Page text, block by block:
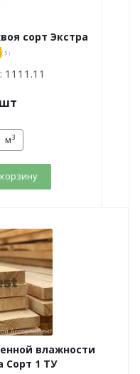
сорт Экстра
( 5 )
1111.11
м3
влажности
Сорт 1 ТУ